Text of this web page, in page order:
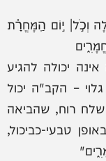
וְכֹ֣ל׀ י֣וֹם הַֽמָּחֳרָ֗ת
יכולה להגיע
– הקב"ה יכול
רוח, שהביאה
טבעי-כביכול,